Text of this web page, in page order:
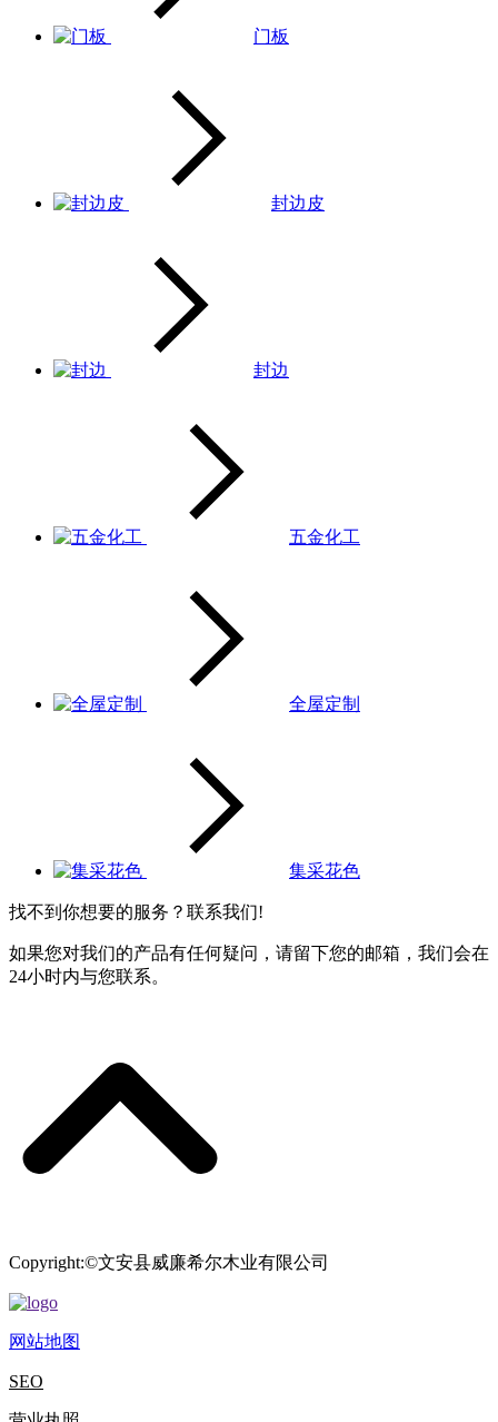
门板
封边皮
封边
五金化工
全屋定制
集采花色
找不到你想要的服务？联系我们!
如果您对我们的产品有任何疑问，请留下您的邮箱，我们会在
24小时内与您联系。
Copyright:©文安县威廉希尔木业有限公司
网站地图
SEO